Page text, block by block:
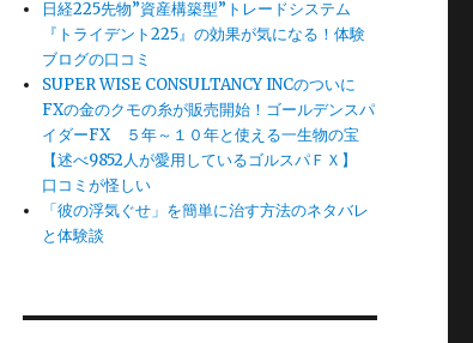
日経225先物”資産構築型”トレードシステム
『トライデント225』の効果が気になる！体験
ブログの口コミ
SUPER WISE CONSULTANCY INCのついに
FXの金のクモの糸が販売開始！ゴールデンスパ
イダーFX ５年～１０年と使える一生物の宝
【述べ9852人が愛用しているゴルスパＦＸ】
口コミが怪しい
「彼の浮気ぐせ」を簡単に治す方法のネタバレ
と体験談